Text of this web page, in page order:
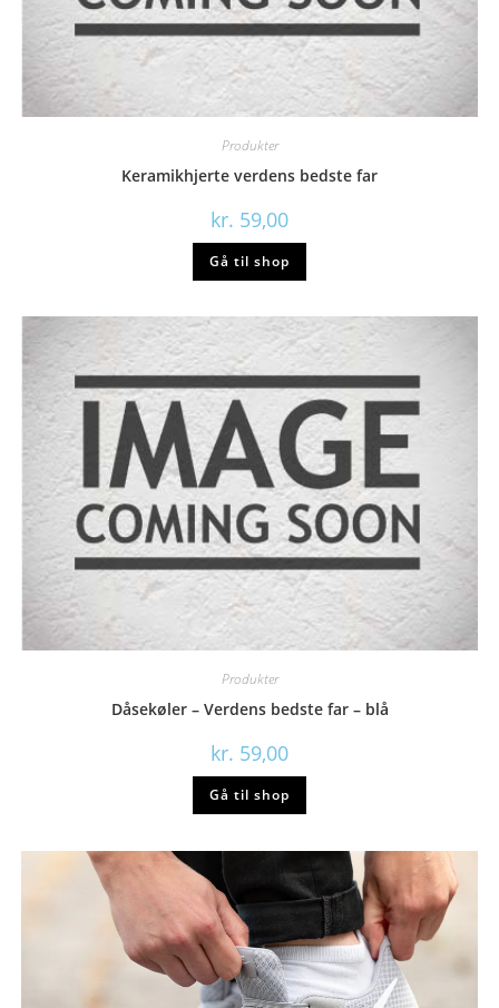
Produkter
Keramikhjerte verdens bedste far
kr. 59,00
Gå til shop
Produkter
Dåsekøler – Verdens bedste far – blå
kr. 59,00
Gå til shop